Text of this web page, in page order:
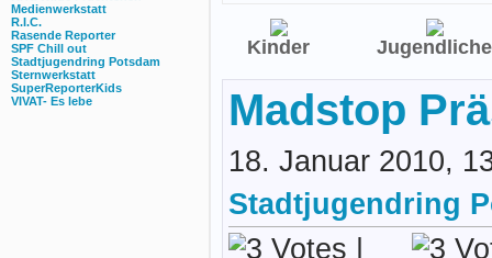
Medienwerkstatt
R.I.C.
Rasende Reporter
SPF Chill out
Stadtjugendring Potsdam
Sternwerkstatt
SuperReporterKids
VIVAT- Es lebe
Kinder Jugendliche
Madstop
18. Januar 2010,
Stadtjugendring